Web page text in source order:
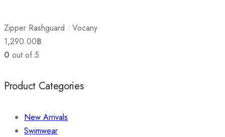
Zipper Rashguard : Vocany
1,290.00฿
0 out of 5
Product Categories
New Arrivals
Swimwear